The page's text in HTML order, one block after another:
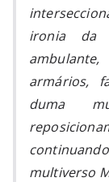
ironia da
armários,
duma
multiverso